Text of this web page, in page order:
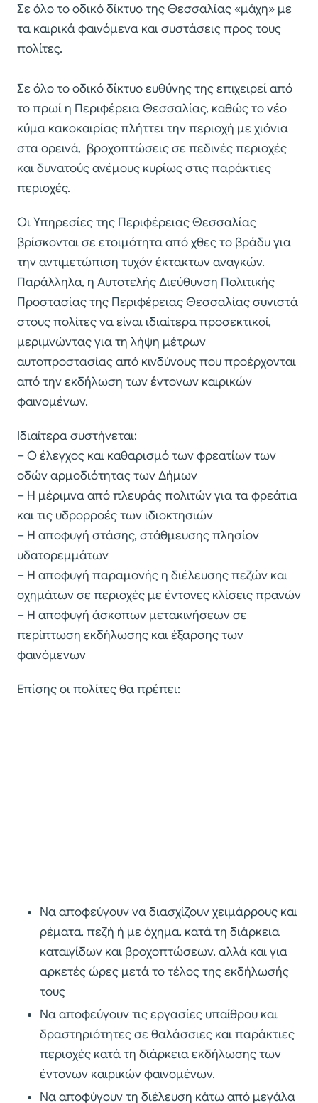
Σε όλο το οδικό δίκτυο της Θεσσαλίας «μάχη» με
τα καιρικά φαινόμενα και συστάσεις προς τους
πολίτες.
Σε όλο το οδικό δίκτυο ευθύνης της επιχειρεί από
το πρωί η Περιφέρεια Θεσσαλίας, καθώς το νέο
κύμα κακοκαιρίας πλήττει την περιοχή με χιόνια
στα ορεινά, βροχοπτώσεις σε πεδινές περιοχές
και δυνατούς ανέμους κυρίως στις παράκτιες
περιοχές.
Οι Υπηρεσίες της Περιφέρειας Θεσσαλίας
βρίσκονται σε ετοιμότητα από χθες το βράδυ για
την αντιμετώπιση τυχόν έκτακτων αναγκών.
Παράλληλα, η Αυτοτελής Διεύθυνση Πολιτικής
Προστασίας της Περιφέρειας Θεσσαλίας συνιστά
στους πολίτες να είναι ιδιαίτερα προσεκτικοί,
μεριμνώντας για τη λήψη μέτρων
αυτοπροστασίας από κινδύνους που προέρχονται
από την εκδήλωση των έντονων καιρικών
φαινομένων.
Ιδιαίτερα συστήνεται:
– Ο έλεγχος και καθαρισμό των φρεατίων των
οδών αρμοδιότητας των Δήμων
– Η μέριμνα από πλευράς πολιτών για τα φρεάτια
και τις υδρορροές των ιδιοκτησιών
– Η αποφυγή στάσης, στάθμευσης πλησίον
υδατορεμμάτων
– Η αποφυγή παραμονής η διέλευσης πεζών και
οχημάτων σε περιοχές με έντονες κλίσεις πρανών
– Η αποφυγή άσκοπων μετακινήσεων σε
περίπτωση εκδήλωσης και έξαρσης των
φαινόμενων
Επίσης οι πολίτες θα πρέπει:
Να αποφεύγουν να διασχίζουν χειμάρρους και
ρέματα, πεζή ή με όχημα, κατά τη διάρκεια
καταιγίδων και βροχοπτώσεων, αλλά και για
αρκετές ώρες μετά το τέλος της εκδήλωσής
τους
Να αποφεύγουν τις εργασίες υπαίθρου και
δραστηριότητες σε θαλάσσιες και παράκτιες
περιοχές κατά τη διάρκεια εκδήλωσης των
έντονων καιρικών φαινομένων.
Να αποφύγουν τη διέλευση κάτω από μεγάλα